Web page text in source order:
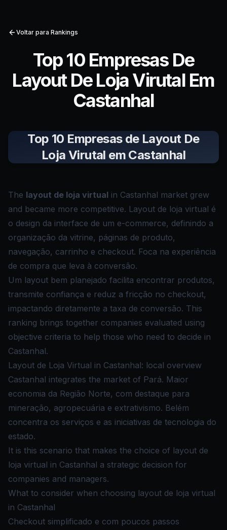
Voltar para Rankings
Top 10 Empresas De
Layout De Loja Virutal Em
Castanhal
Top 10 Empresas de Layout De
Loja Virutal em Castanhal
The layout de loja virtual in Castanhal market grew
and became more competitive. Layout de loja virtual é
o design da interface de um e-commerce, definindo a
organização da vitrine, páginas de produto,
navegação, carrinho e checkout. Foca na experiência
de compra que leva à conversão.
Um layout bem planejado facilita encontrar produtos,
transmite confiança e reduz a fricção no checkout,
impactando diretamente a taxa de conversão. This
ranking brings together companies evaluated using
objective criteria to help those who need to decide in
Castanhal.
Layout de Loja Virtual in Castanhal: local overview
Castanhal integrates the market of Pará. Maior
economia da Região Norte, com destaque para
mineração, agropecuária e extrativismo. Belém
concentra os serviços e as iniciativas de tecnologia do
estado.
It is this scenario that makes the choice of layout de
loja virtual in Castanhal a strategic decision for
companies and managers.
What to consider when choosing layout de loja virtual
in Castanhal
Checkout simplificado e com poucos passos